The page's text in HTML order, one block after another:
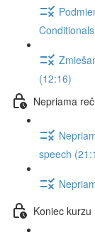
(12:16)
Nepriama reč
speech
Koniec kurzu